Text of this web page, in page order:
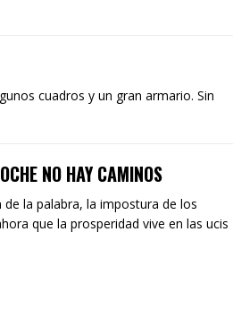
cuadros y un gran armario. Sin
NO HAY CAMINOS
la palabra, la impostura de los
que la prosperidad vive en las ucis